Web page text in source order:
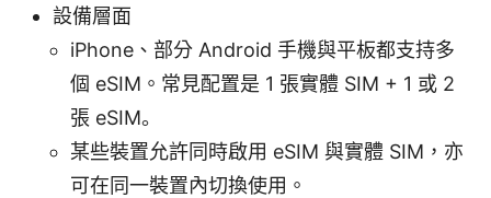
設備層面
iPhone、部分 Android 手機與平板都支持多
個 eSIM。常見配置是 1 張實體 SIM + 1 或 2
張 eSIM。
某些裝置允許同時啟用 eSIM 與實體 SIM，亦
可在同一裝置內切換使用。